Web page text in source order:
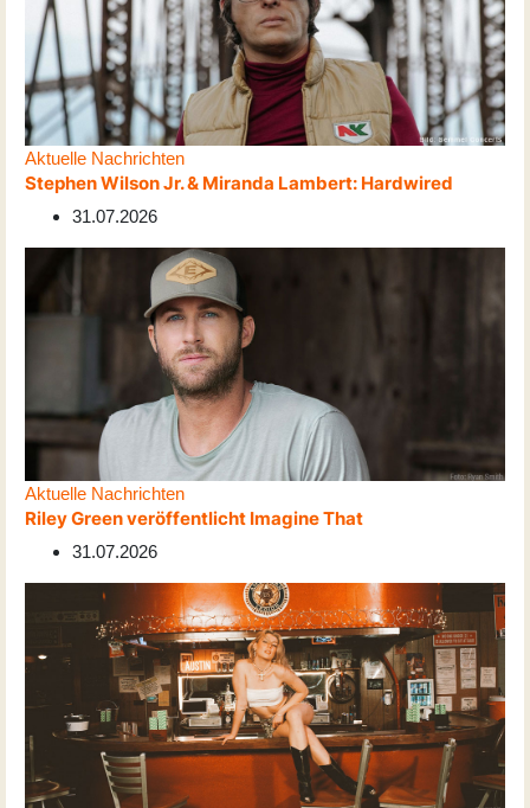
Aktuelle Nachrichten
Stephen Wilson Jr. & Miranda Lambert: Hardwired
31.07.2026
Aktuelle Nachrichten
Riley Green veröffentlicht Imagine That
31.07.2026